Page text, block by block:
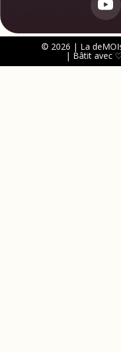
© 2026 | La
| Bâtit avec